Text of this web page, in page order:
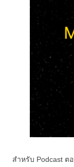
สำหรับ Podcast ต